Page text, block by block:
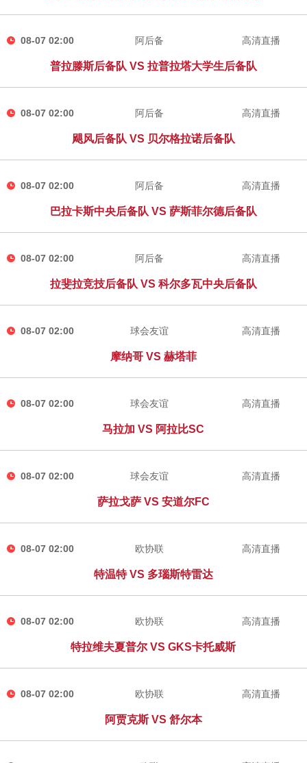
08-07 02:00 阿后备
普拉滕斯后备队 VS 拉普拉塔大学生后备队
高清直播
08-07 02:00 阿后备
飓风后备队 VS 贝尔格拉诺后备队
高清直播
08-07 02:00 阿后备
巴拉卡斯中央后备队 VS 萨斯菲尔德后备队
高清直播
08-07 02:00 阿后备
拉斐拉竞技后备队 VS 科尔多瓦中央后备队
高清直播
08-07 02:00 球会友谊
摩纳哥 VS 赫塔菲
高清直播
08-07 02:00 球会友谊
马拉加 VS 阿拉比SC
高清直播
08-07 02:00 球会友谊
萨拉戈萨 VS 安道尔FC
高清直播
08-07 02:00 欧协联
特温特 VS 多瑙斯特雷达
高清直播
08-07 02:00 欧协联
特拉维夫夏普尔 VS GKS卡托威斯
高清直播
08-07 02:00 欧协联
阿贾克斯 VS 舒尔本
高清直播